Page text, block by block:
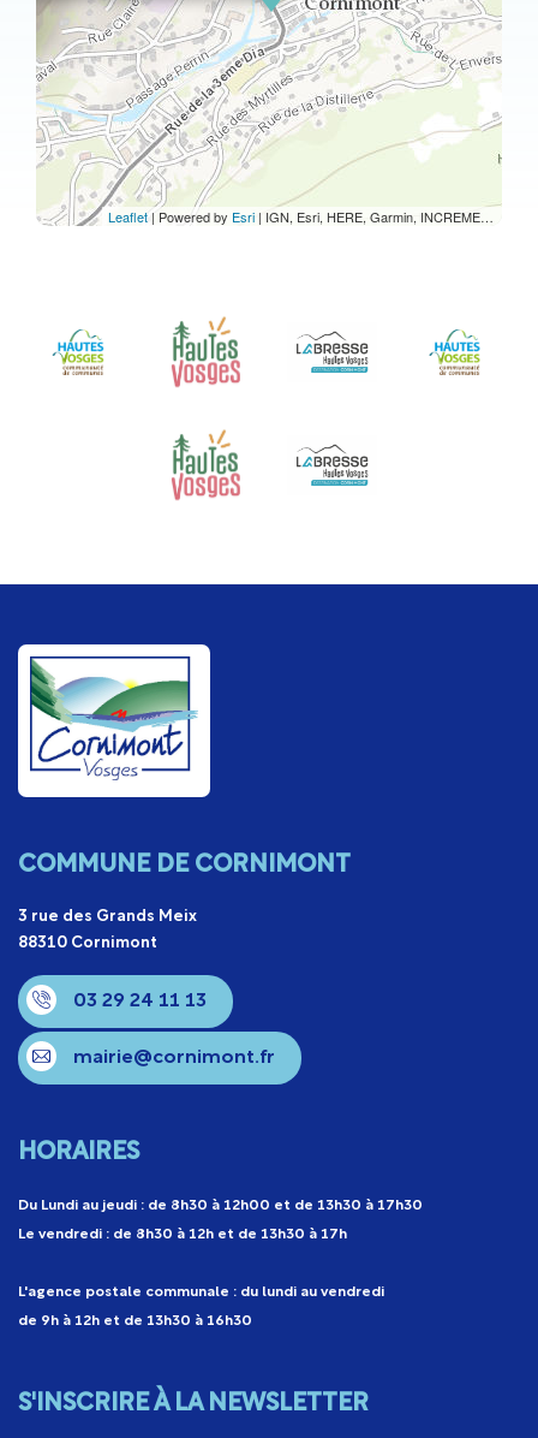
Leaflet | Powered by Esri | IGN, Esri, HERE, Garmin, INCREMENT P, USGS, METI/NASA
COMMUNE DE CORNIMONT
3 rue des Grands Meix
88310 Cornimont
03 29 24 11 13
mairie@cornimont.fr
HORAIRES
Du Lundi au jeudi : de 8h30 à 12h00 et de 13h30 à 17h30
Le vendredi : de 8h30 à 12h et de 13h30 à 17h
L'agence postale communale : du lundi au vendredi
de 9h à 12h et de 13h30 à 16h30
S'INSCRIRE À LA NEWSLETTER